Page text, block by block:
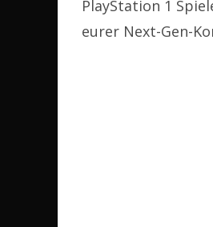
PlayStation 1
eurer Next-Gen-